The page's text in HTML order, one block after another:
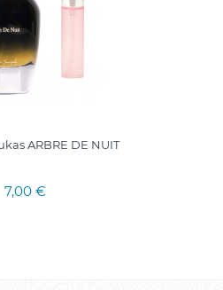
ARBRE DE NUIT
7,00 €